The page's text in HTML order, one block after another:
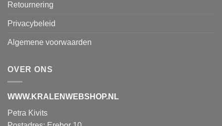
Retournering
Privacybeleid
Algemene voorwaarden
OVER ONS
WWW.KRALENWEBSHOP.NL
Petra Kivits